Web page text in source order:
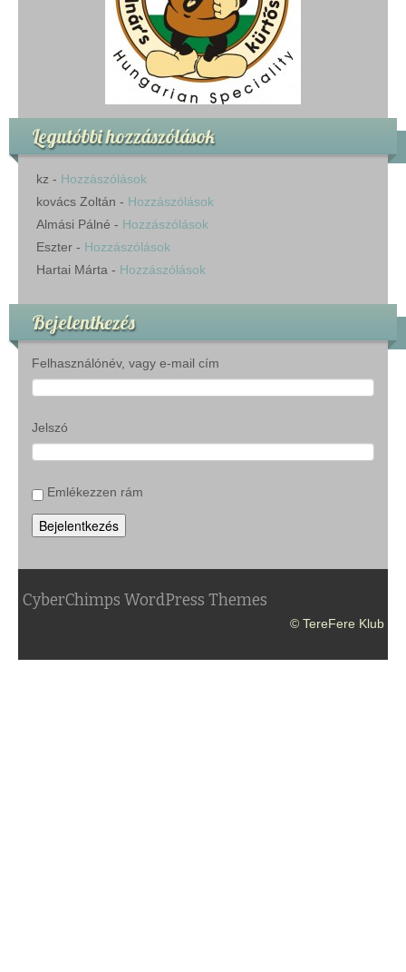
Legutóbbi hozzászólások
kz - Hozzászólások
kovács Zoltán - Hozzászólások
Almási Pálné - Hozzászólások
Eszter - Hozzászólások
Hartai Márta - Hozzászólások
Bejelentkezés
Felhasználónév, vagy e-mail cím
Jelszó
Emlékezzen rám
Bejelentkezés
CyberChimps WordPress Themes
© TereFere Klub